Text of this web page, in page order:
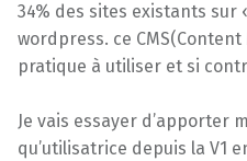
34% des sites existants sur
wordpress. ce
pratique à utiliser et si
Je vais essayer d’apporter
qu’utilisatrice depuis la V1